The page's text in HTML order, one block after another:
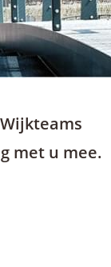
met u mee.